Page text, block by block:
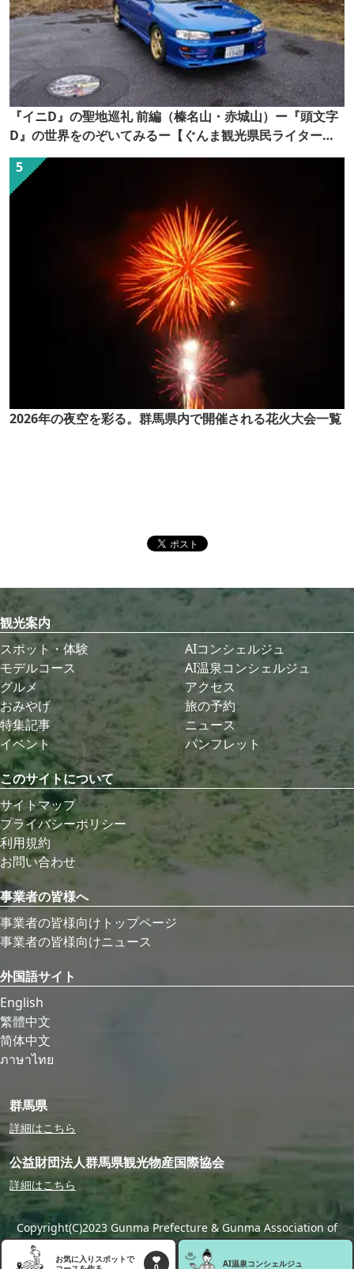
『イニD』の聖地巡礼 前編（榛名山・赤城山）ー『頭文字
D』の世界をのぞいてみるー【ぐんま観光県民ライター
（ぐん記者）】
2026年の夜空を彩る。群馬県内で開催される花火大会一覧
お気に入りスポットで
AI温泉コンシェルジュ
観光案内
スポット・体験
モデルコース
グルメ
おみやげ
特集記事
イベント
AIコンシェルジュ
AI温泉コンシェルジュ
アクセス
旅の予約
ニュース
パンフレット
このサイトについて
サイトマップ
プライバシーポリシー
利用規約
お問い合わせ
事業者の皆様へ
事業者の皆様向けトップページ
事業者の皆様向けニュース
外国語サイト
English
繁體中文
简体中文
ภาษาไทย
群馬県
詳細はこちら
公益財団法人群馬県観光物産国際協会
詳細はこちら
Copyright(C)2023 Gunma Prefecture & Gunma Association of
Tourism,Local Products & International Exchange